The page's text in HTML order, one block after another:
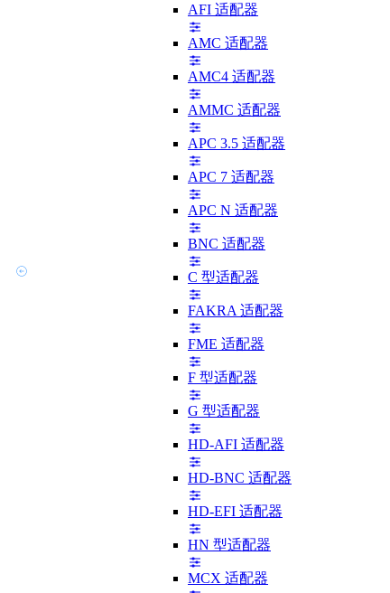
AFI 适配器
AMC 适配器
AMC4 适配器
AMMC 适配器
APC 3.5 适配器
APC 7 适配器
APC N 适配器
BNC 适配器
C 型适配器
FAKRA 适配器
FME 适配器
F 型适配器
G 型适配器
HD-AFI 适配器
HD-BNC 适配器
HD-EFI 适配器
HN 型适配器
MCX 适配器